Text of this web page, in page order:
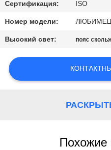
ЦИТАТУ
КАРТА
PRIVACY
Сертификация: ISO
Номер модели:
Высокий свет: пояс
Похожие